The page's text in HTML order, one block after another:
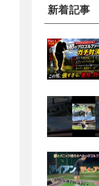
新着記事